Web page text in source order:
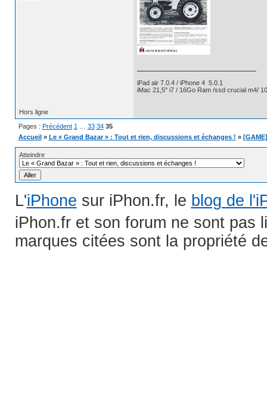
iPad air 7.0.4 / iPhone 4 5.0.1
iMac 21,5" i7 / 16Go Ram /ssd crucial m4/
Hors ligne
Pages : Précédent 1 33 34 35
Accueil » Le « Grand Bazar » : Tout et rien, discussions et échanges ! »
Atteindre
L'iPhone sur iPhon.fr, le blog de
iPhon.fr et son forum ne sont pas
marques citées sont la propriété